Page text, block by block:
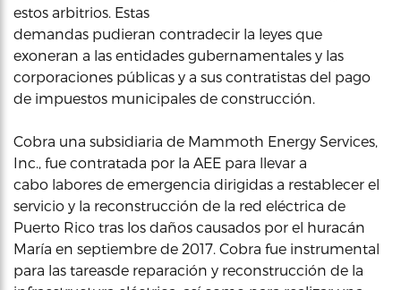
estos arbitrios. Estas
demandas pudieran contradecir la leyes que
exoneran a las entidades gubernamentales y las
corporaciones públicas y a sus contratistas del pago
de impuestos municipales de construcción.
Cobra una subsidiaria de Mammoth Energy Services,
Inc., fue contratada por la AEE para llevar a
cabo labores de emergencia dirigidas a restablecer el
servicio y la reconstrucción de la red eléctrica de
Puerto Rico tras los daños causados por el huracán
María en septiembre de 2017. Cobra fue instrumental
para las tareasde reparación y reconstrucción de la